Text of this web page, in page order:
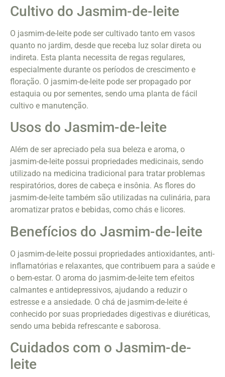
Cultivo do Jasmim-de-leite
O jasmim-de-leite pode ser cultivado tanto em vasos
quanto no jardim, desde que receba luz solar direta ou
indireta. Esta planta necessita de regas regulares,
especialmente durante os períodos de crescimento e
floração. O jasmim-de-leite pode ser propagado por
estaquia ou por sementes, sendo uma planta de fácil
cultivo e manutenção.
Usos do Jasmim-de-leite
Além de ser apreciado pela sua beleza e aroma, o
jasmim-de-leite possui propriedades medicinais, sendo
utilizado na medicina tradicional para tratar problemas
respiratórios, dores de cabeça e insônia. As flores do
jasmim-de-leite também são utilizadas na culinária, para
aromatizar pratos e bebidas, como chás e licores.
Benefícios do Jasmim-de-leite
O jasmim-de-leite possui propriedades antioxidantes, anti-
inflamatórias e relaxantes, que contribuem para a saúde e
o bem-estar. O aroma do jasmim-de-leite tem efeitos
calmantes e antidepressivos, ajudando a reduzir o
estresse e a ansiedade. O chá de jasmim-de-leite é
conhecido por suas propriedades digestivas e diuréticas,
sendo uma bebida refrescante e saborosa.
Cuidados com o Jasmim-de-
leite